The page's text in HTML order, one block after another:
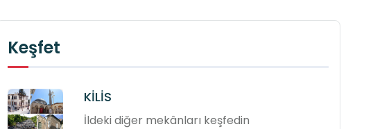
Keşfet
KİLİS
İldeki diğer mekânları keşfedin